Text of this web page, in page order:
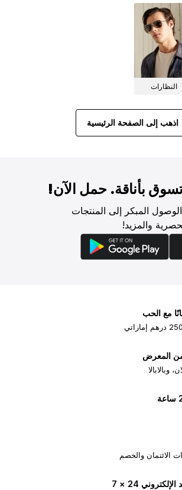
النظارات
اذهب إلى الصفحة الرئيسية
بأناقة. حمل الآن!
المبكر إلى المنتجات
والمزيد!
مع الحب
من المعرض
وبالابالا
الائتمان والخصم
24 × 7